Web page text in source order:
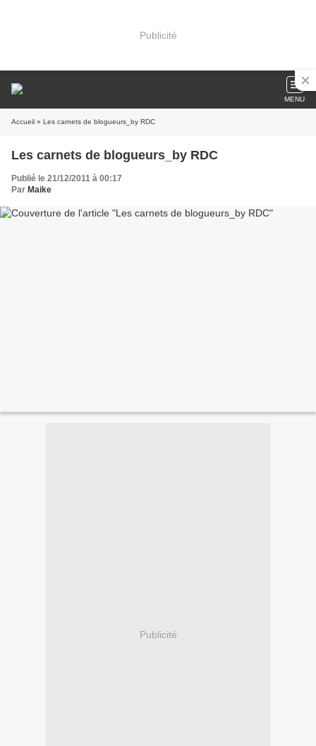
Publicité
MENU
Accueil » Les carnets de blogueurs_by RDC
Les carnets de blogueurs_by RDC
Publié le 21/12/2011 à 00:17
Par Maike
Publicité